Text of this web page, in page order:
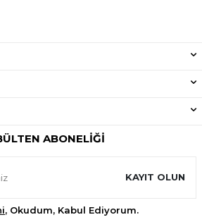
ABONELIĞI
KAYIT OLUN
, Okudum, Kabul Ediyorum.